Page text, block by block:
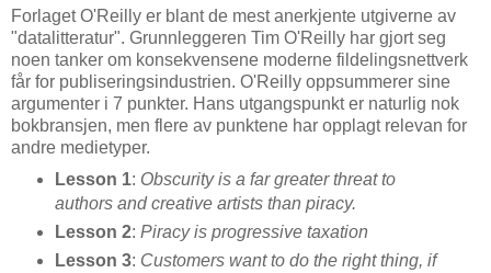
ForlagetO'Reilly er blant de mest anerkjente utgiverne av
"datalitteratur". Grunnleggeren Tim O'Reilly har gjort seg
noen tanker om konsekvensene moderne fildelingsnettverk
får for publiseringsindustrien. O'Reilly oppsummerer sine
argumenter i 7 punkter. Hans utgangspunkt er naturlig nok
bokbransjen, men flere av punktene har opplagt relevan for
andre medietyper.
Lesson 1: Obscurity is a far greater threat to
authors and creative artists than piracy.
Lesson 2: Piracy is progressive taxation
Lesson 3: Customers want to do the right thing, if